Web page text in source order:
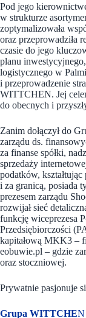
Pod jego
w strukturze
zoptymalizowała
oraz przeprowadziła
czasie do jego
planu
logistycznego w
i przeprowadzenie
WITTCHEN. Jej
do obecnych i
Zanim dołączył do
zarządu ds.
za finanse spółki,
sprzedaży
podatków,
i za granicą, posiada
prezesem zarządu
rozwijał sieć
funkcję wiceprezesa
Przedsiębiorczości
kapitałową MKK3 –
eobuwie.pl – gdzie
oraz stoczniowej.
Prywatnie pasjonuje
Grupa WITTCHEN